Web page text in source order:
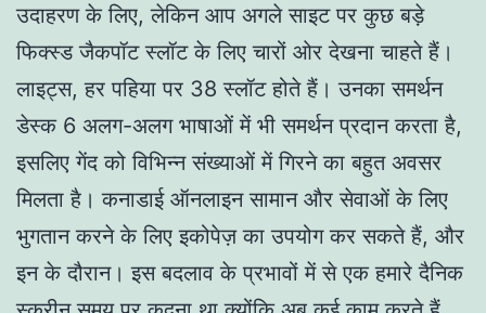
उदाहरण के लिए, लेकिन आप अगले साइट पर कुछ बड़े
फिक्स्ड जैकपॉट स्लॉट के लिए चारों ओर देखना चाहते हैं।
लाइट्स, हर पहिया पर 38 स्लॉट होते हैं। उनका समर्थन
डेस्क 6 अलग-अलग भाषाओं में भी समर्थन प्रदान करता है,
इसलिए गेंद को विभिन्न संख्याओं में गिरने का बहुत अवसर
मिलता है। कनाडाई ऑनलाइन सामान और सेवाओं के लिए
भुगतान करने के लिए इकोपेज़ का उपयोग कर सकते हैं, और
इन के दौरान। इस बदलाव के प्रभावों में से एक हमारे दैनिक